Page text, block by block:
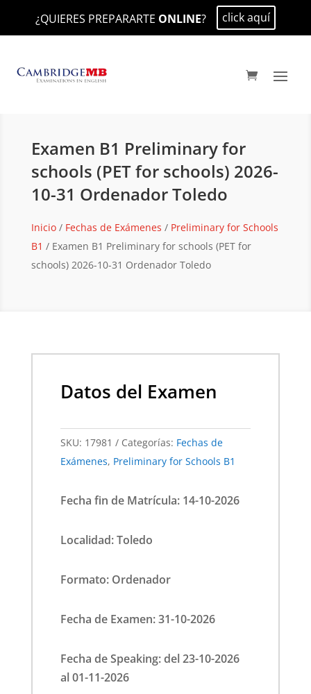
¿QUIERES PREPARARTE ONLINE? click aquí
Examen B1 Preliminary for
schools (PET for schools) 2026-
10-31 Ordenador Toledo
Inicio/ Fechas de Exámenes / Preliminary for Schools
B1 / Examen B1 Preliminary for schools (PET for
schools) 2026-10-31 Ordenador Toledo
Datos del Examen
SKU: 17981 Categorías: Fechas de
Exámenes, Preliminary for Schools B1
Fecha fin de Matrícula: 14-10-2026
Localidad: Toledo
Formato: Ordenador
Fecha de Examen: 31-10-2026
Fecha de Speaking: del 23-10-2026
al 01-11-2026